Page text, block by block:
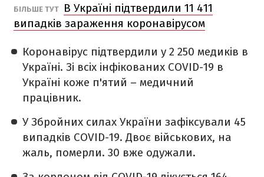
БІЛЬШЕ ТУТ
В Україні підтвердили 11 411
випадків зараження коронавірусом
Коронавірус підтвердили у 2 250 медиків в
Україні. Зі всіх інфікованих COVID-19 в
Україні коже п'ятий – медичний
працівник.
У Збройних силах України зафіксували 45
випадків COVID-19. Двоє військових, на
жаль, померли. 30 вже одужали.